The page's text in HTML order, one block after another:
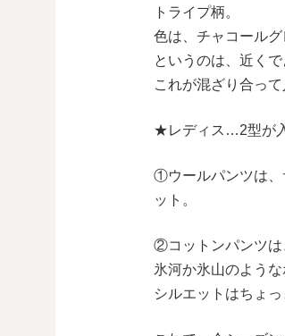
トライプ柄。
色は、チャコールグ
というのは、近く
これが混ざり合っ
★レディス…2型が
①ウールパンツは、
ット。
②コットンパンツは
氷河か氷山のような
シルエットはちょ